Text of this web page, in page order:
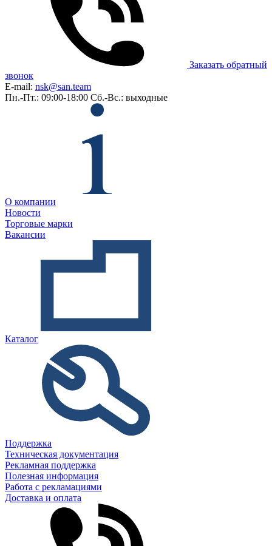
Заказать обратный
звонок
E-mail: nsk@san.team
Пн.-Пт.: 09:00-18:00 Сб.-Вс.: выходные
О компании
Новости
Торговые марки
Вакансии
Каталог
Поддержка
Техническая документация
Рекламная поддержка
Полезная информация
Работа с рекламациями
Доставка и оплата